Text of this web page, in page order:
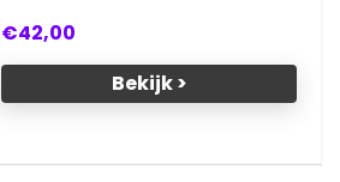
€42,00
Bekijk >